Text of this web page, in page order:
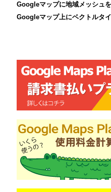
Googleマップに地域メッシュ
Googleマップ上にベクトルタ